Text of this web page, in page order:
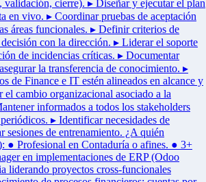
cierre). ▸ Diseñar y ejecutar el plan
en vivo. ▸ Coordinar pruebas de aceptación
áreas funcionales. ▸ Definir criterios de
con la dirección. ▸ Liderar el soporte
de incidencias críticas. ▸ Documentar
la transferencia de conocimiento. ▸
de Finance e IT estén alineados en alcance y
el cambio organizacional asociado a la
informados a todos los stakeholders
▸ Identificar necesidades de
sesiones de entrenamiento. ¿A quién
● Profesional en Contaduría o afines. ● 3+
en implementaciones de ERP (Odoo
liderando proyectos cross-funcionales